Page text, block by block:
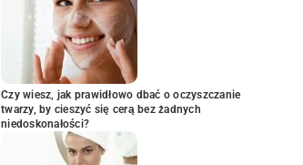
Czy wiesz, jak prawidłowo dbać o oczyszczanie
twarzy, by cieszyć się cerą bez żadnych
niedoskonałości?